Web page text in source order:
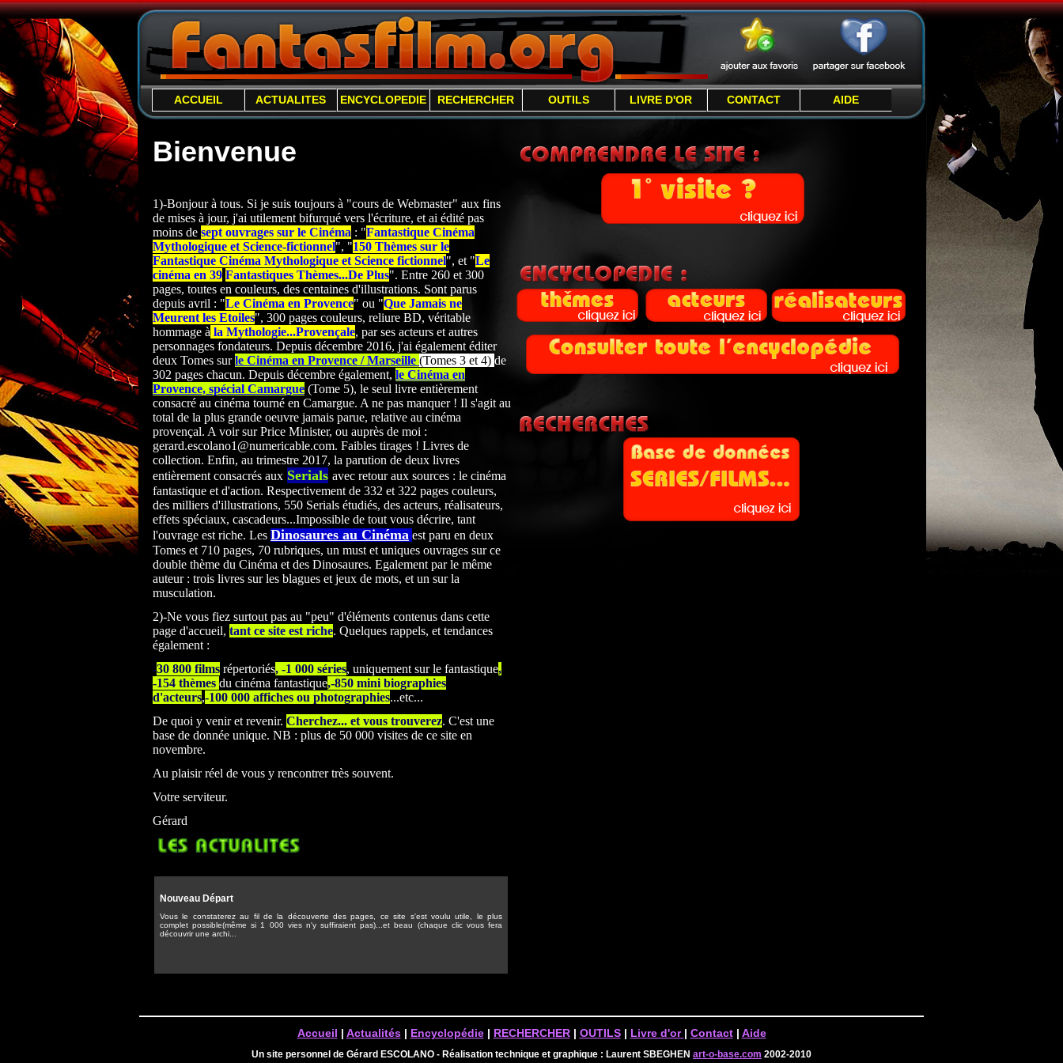
ACCUEIL ACTUALITES ENCYCLOPEDIE RECHERCHER OUTILS LIVRE D'OR CONTACT AIDE
Bienvenue
1)-Bonjour à tous. Si je suis toujours à "cours de Webmaster" aux fins
de mises à jour, j'ai utilement bifurqué vers l'écriture, et ai édité pas
moins de sept ouvrages sur le Cinéma : "Fantastique Cinéma
Mythologique et Science-fictionnel", "150 Thèmes sur le
Fantastique Cinéma Mythologique et Science fictionnel", et "Le
cinéma en 39 Fantastiques Thèmes...De Plus". Entre 260 et 300
pages, toutes en couleurs, des centaines d'illustrations. Sont parus
depuis avril : "Le Cinéma en Provence" ou "Que Jamais ne
Meurent les Etoiles", 300 pages couleurs, reliure BD, véritable
hommage à la Mythologie...Provençale, par ses acteurs et autres
personnages fondateurs. Depuis décembre 2016, j'ai également éditer
deux Tomes surle Cinéma en Provence / Marseille (Tomes 3 et 4) de
302 pages chacun. Depuis décembre également, le Cinéma en
Provence, spécial Camargue (Tome 5), le seul livre entièrement
consacré au cinéma tourné en Camargue. A ne pas manquer ! Il s'agit au
total de la plus grande oeuvre jamais parue, relative au cinéma
provençal. A voir sur Price Minister, ou auprès de moi :
gerard.escolano1@numericable.com. Faibles tirages ! Livres de
collection. Enfin, au trimestre 2017, la parution de deux livres
entièrement consacrés aux Serials avec retour aux sources : le cinéma
fantastique et d'action. Respectivement de 332 et 322 pages couleurs,
des milliers d'illustrations, 550 Serials étudiés, des acteurs, réalisateurs,
effets spéciaux, cascadeurs...Impossible de tout vous décrire, tant
l'ouvrage est riche. Les Dinosaures au Cinéma est paru en deux
Tomes et 710 pages, 70 rubriques, un must et uniques ouvrages sur ce
double thème du Cinéma et des Dinosaures. Egalement par le même
auteur : trois livres sur les blagues et jeux de mots, et un sur la
musculation.
2)-Ne vous fiez surtout pas au "peu" d'éléments contenus dans cette
page d'accueil, tant ce site est riche. Quelques rappels, et tendances
également :
-30 800 films répertoriés, -1 000 séries, uniquement sur le fantastique,
-154 thèmes du cinéma fantastique,-850 mini biographies
d'acteurs,-100 000 affiches ou photographies...etc...
De quoi y venir et revenir. Cherchez... et vous trouverez. C'est une
base de donnée unique. NB : plus de 50 000 visites de ce site en
novembre.
Au plaisir réel de vous y rencontrer très souvent.
Votre serviteur.
Gérard
Nouveau Départ
Vous le constaterez au fil de la découverte des pages, ce site s'est voulu utile, le plus
complet possible(même si 1 000 vies n'y suffiraient pas)...et beau (chaque clic vous fera
découvrir une archi...
Accueil | Actualités| Encyclopédie| RECHERCHER| OUTILS| Livre d'or | Contact| Aide
Un site personnel de Gérard ESCOLANO - Réalisation technique et graphique : Laurent SBEGHEN art-o-base.com 2002-2010